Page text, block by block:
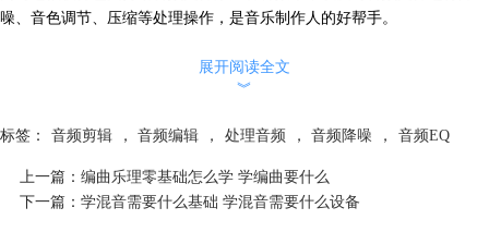
噪、音色调节、压缩等处理操作，是音乐制作人的好帮手。
展开阅读全文
︾
标签： 音频剪辑 ， 音频编辑 ， 处理音频 ， 音频降噪 ， 音频EQ
上一篇： 编曲乐理零基础怎么学 学编曲要什么
下一篇： 学混音需要什么基础 学混音需要什么设备